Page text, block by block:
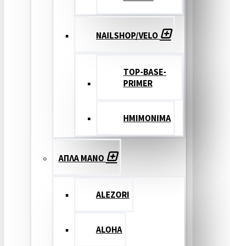
NAILSHOP/VELO
TOP-BASE-
PRIMER
ΗΜΙΜΟΝΙΜΑ
ΑΠΛΑ ΜΑΝΟ
ALEZORI
ALOHA